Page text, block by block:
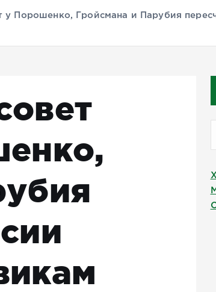
у Порошенко, Гройсмана и Парубия